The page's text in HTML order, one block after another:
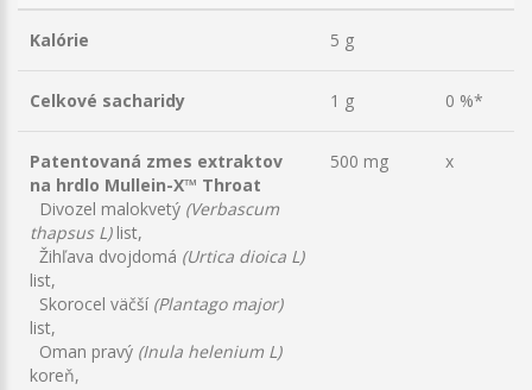
Kalórie 5 g
Celkové sacharidy 1 g 0 %*
Patentovaná zmes extraktov
na hrdlo Mullein-X™ Throat
Divozel malokvetý (Verbascum
thapsus L)list,
Žihľava dvojdomá (Urtica dioica L)
list,
Skorocel väčší (Plantago major)
list,
Oman pravý (Inula helenium L)
koreň,
500 mg x